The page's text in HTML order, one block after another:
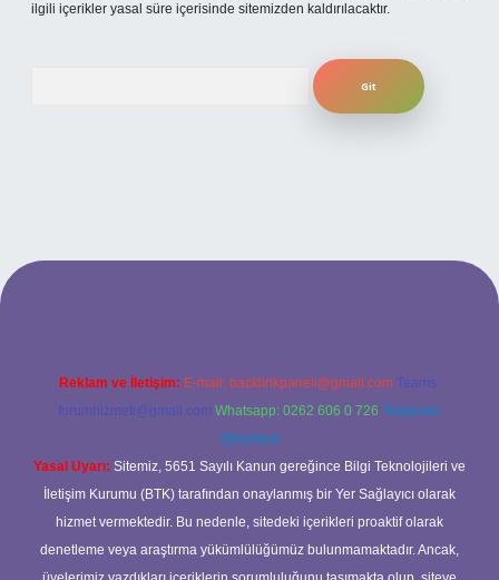
ilgili içerikler yasal süre içerisinde sitemizden kaldırılacaktır.
yeni giriş adresi
Reklam ve İletişim: E-mail: backlinkpaneli@gmail.com Teams:
forumhizmeti@gmail.com Whatsapp: 0262 606 0 726 Telegram:
@karabul
Yasal Uyarı: Sitemiz, 5651 Sayılı Kanun gereğince Bilgi Teknolojileri ve
İletişim Kurumu (BTK) tarafından onaylanmış bir Yer Sağlayıcı olarak
hizmet vermektedir. Bu nedenle, sitedeki içerikleri proaktif olarak
denetleme veya araştırma yükümlülüğümüz bulunmamaktadır. Ancak,